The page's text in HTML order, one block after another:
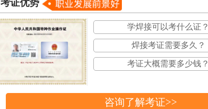
考证优势
学焊接可以考什么证？
焊接考证需要多久？
考证大概需要多少钱？
咨询了解考证>>